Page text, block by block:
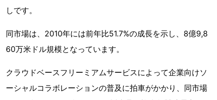
しです。
同市場は、2010年には前年比51.7%の成長を示し、8億9,8
60万米ドル規模となっています。
クラウドベースフリーミアムサービスによって企業向けソ
ーシャルコラボレーションの普及に拍車がかかり、同市場